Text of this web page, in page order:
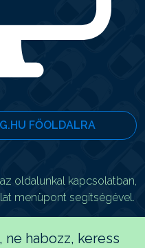
FŐOLDALRA
oldalunkal kapcsolatban,
menüpont segítségével.
habozz, keress